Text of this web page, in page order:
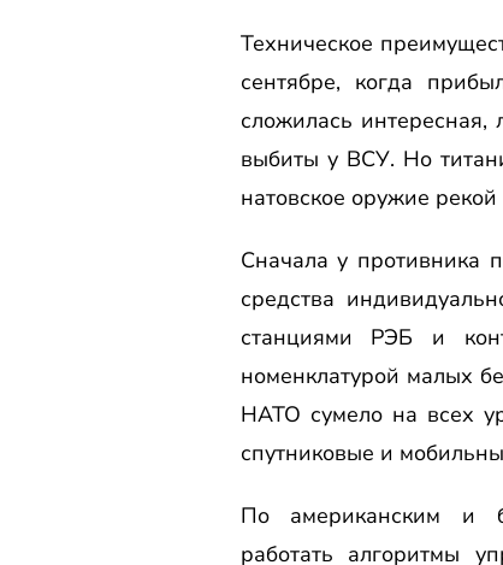
Техническое
сентябре, когда
сложилась
выбиты у ВСУ. Но
натовское оружие
Сначала у противника
средства
станциями РЭБ и
номенклатурой малых
НАТО сумело на всех
спутниковые и
По американским и
работать алгоритмы